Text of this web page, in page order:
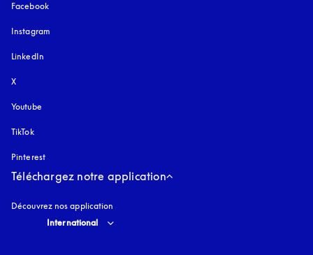
Facebook
Instagram
LinkedIn
X
Youtube
TikTok
Pinterest
Téléchargez notre application
Découvrez nos application
Select country and language
International